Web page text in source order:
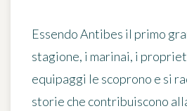
Essendo Antibes il primo
stagione, i marinai, i
equipaggi le scoprono e si
storie che contribuiscono